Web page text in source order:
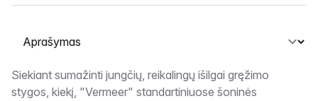
Pasirinkite skirtuką
Aprašymas
Siekiant sumažinti jungčių, reikalingų išilgai gręžimo
stygos, kiekį, "Vermeer" standartiniuose šoninės